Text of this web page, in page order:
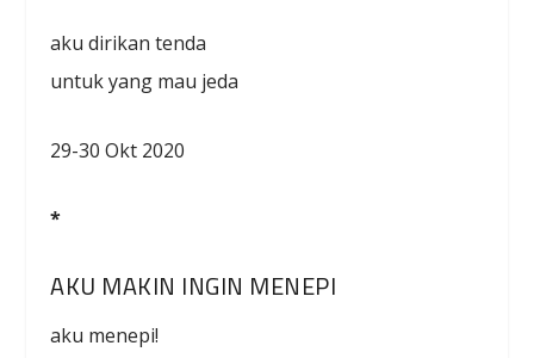
aku dirikan tenda
untuk yang mau jeda
29-30 Okt 2020
*
AKU MAKIN INGIN MENEPI
aku menepi!